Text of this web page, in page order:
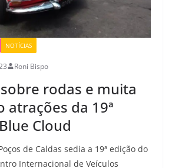
NOTÍCIAS
Roni Bispo
rodas e muita
atrações da 19ª
Cloud
de Caldas sedia a 19ª edição do
Internacional de Veículos